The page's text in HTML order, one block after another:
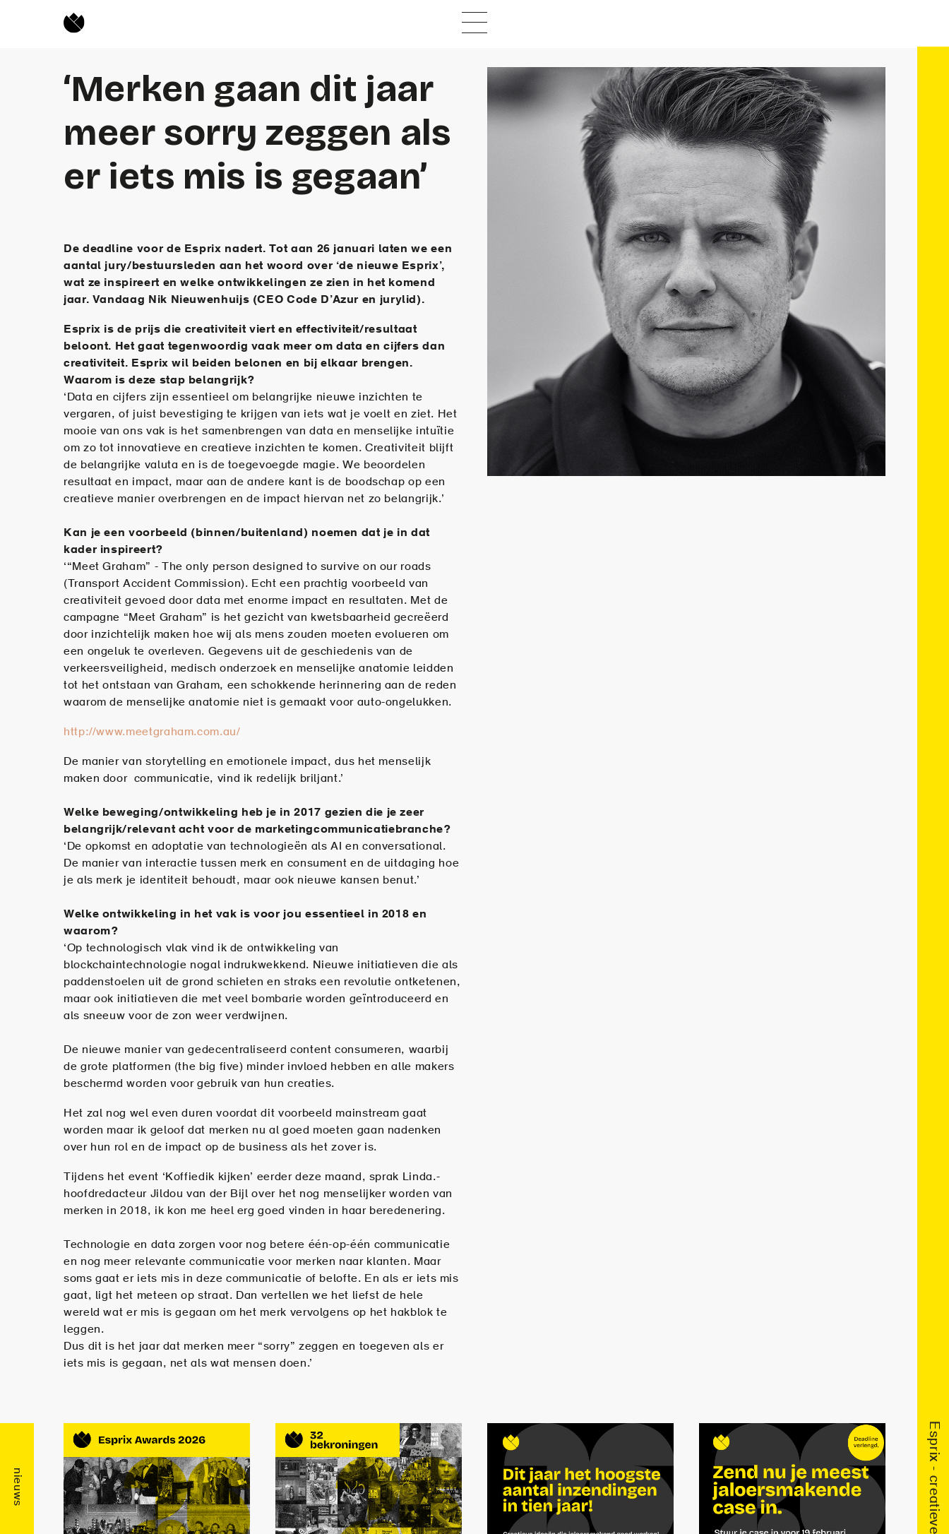
‘Merken gaan dit jaar
meer sorry zeggen als
er iets mis is gegaan’
De deadline voor de Esprix nadert. Tot aan 26 januari laten we een
aantal jury/bestuursleden aan het woord over ‘de nieuwe Esprix’,
wat ze inspireert en welke ontwikkelingen ze zien in het komend
jaar. Vandaag Nik Nieuwenhuijs (CEO Code D’Azur en jurylid).
Esprix is de prijs die creativiteit viert en effectiviteit/resultaat
beloont. Het gaat tegenwoordig vaak meer om data en cijfers dan
creativiteit. Esprix wil beiden belonen en bij elkaar brengen.
Waarom is deze stap belangrijk?
‘Data en cijfers zijn essentieel om belangrijke nieuwe inzichten te
vergaren, of juist bevestiging te krijgen van iets wat je voelt en ziet. Het
mooie van ons vak is het samenbrengen van data en menselijke intuïtie
om zo tot innovatieve en creatieve inzichten te komen. Creativiteit blijft
de belangrijke valuta en is de toegevoegde magie. We beoordelen
resultaat en impact, maar aan de andere kant is de boodschap op een
creatieve manier overbrengen en de impact hiervan net zo belangrijk.’
Kan je een voorbeeld (binnen/buitenland) noemen dat je in dat
kader inspireert?
‘“Meet Graham” - The only person designed to survive on our roads
(Transport Accident Commission). Echt een prachtig voorbeeld van
creativiteit gevoed door data met enorme impact en resultaten. Met de
campagne “Meet Graham” is het gezicht van kwetsbaarheid gecreëerd
door inzichtelijk maken hoe wij als mens zouden moeten evolueren om
een ongeluk te overleven. Gegevens uit de geschiedenis van de
verkeersveiligheid, medisch onderzoek en menselijke anatomie leidden
tot het ontstaan van Graham, een schokkende herinnering aan de reden
waarom de menselijke anatomie niet is gemaakt voor auto-ongelukken.
http://www.meetgraham.com.au/
De manier van storytelling en emotionele impact, dus het menselijk
maken door communicatie, vind ik redelijk briljant.’
Welke beweging/ontwikkeling heb je in 2017 gezien die je zeer
belangrijk/relevant acht voor de marketingcommunicatiebranche?
‘De opkomst en adoptatie van technologieën als AI en conversational.
De manier van interactie tussen merk en consument en de uitdaging hoe
je als merk je identiteit behoudt, maar ook nieuwe kansen benut.’
Welke ontwikkeling in het vak is voor jou essentieel in 2018 en
waarom?
‘Op technologisch vlak vind ik de ontwikkeling van
blockchaintechnologie nogal indrukwekkend. Nieuwe initiatieven die als
paddenstoelen uit de grond schieten en straks een revolutie ontketenen,
maar ook initiatieven die met veel bombarie worden geïntroduceerd en
als sneeuw voor de zon weer verdwijnen.
De nieuwe manier van gedecentraliseerd content consumeren, waarbij
de grote platformen (the big five) minder invloed hebben en alle makers
beschermd worden voor gebruik van hun creaties.
Het zal nog wel even duren voordat dit voorbeeld mainstream gaat
worden maar ik geloof dat merken nu al goed moeten gaan nadenken
over hun rol en de impact op de business als het zover is.
Tijdens het event ‘Koffiedik kijken’ eerder deze maand, sprak Linda.-
hoofdredacteur Jildou van der Bijl over het nog menselijker worden van
merken in 2018, ik kon me heel erg goed vinden in haar beredenering.
Technologie en data zorgen voor nog betere één-op-één communicatie
en nog meer relevante communicatie voor merken naar klanten. Maar
soms gaat er iets mis in deze communicatie of belofte. En als er iets mis
gaat, ligt het meteen op straat. Dan vertellen we het liefst de hele
wereld wat er mis is gegaan om het merk vervolgens op het hakblok te
leggen.
Dus dit is het jaar dat merken meer “sorry” zeggen en toegeven als er
iets mis is gegaan, net als wat mensen doen.’